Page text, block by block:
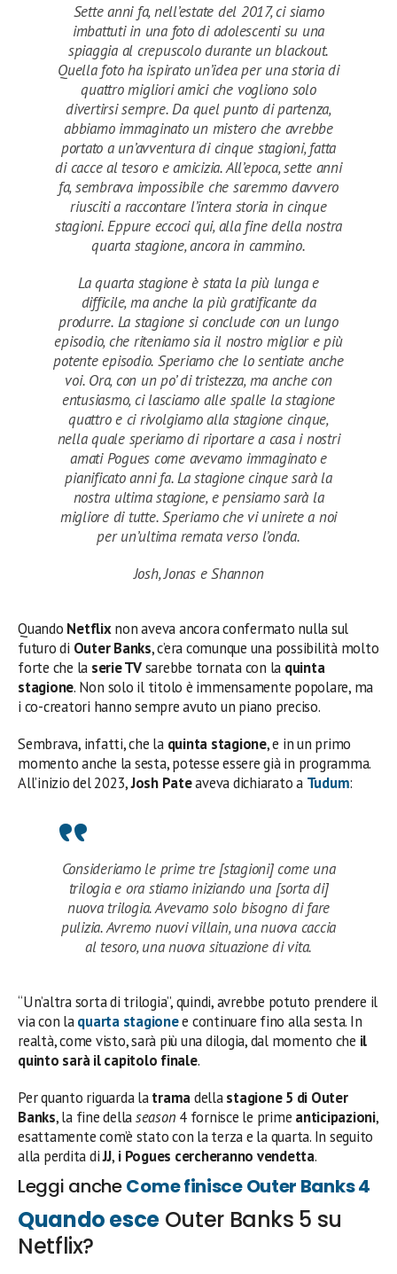
Sette anni fa, nell’estate del 2017, ci siamo
imbattuti in una foto di adolescenti su una
spiaggia al crepuscolo durante un blackout.
Quella foto ha ispirato un’idea per una storia di
quattro migliori amici che vogliono solo
divertirsi sempre. Da quel punto di partenza,
abbiamo immaginato un mistero che avrebbe
portato a un’avventura di cinque stagioni, fatta
di cacce al tesoro e amicizia. All’epoca, sette anni
fa, sembrava impossibile che saremmo davvero
riusciti a raccontare l’intera storia in cinque
stagioni. Eppure eccoci qui, alla fine della nostra
quarta stagione, ancora in cammino.
La quarta stagione è stata la più lunga e
difficile, ma anche la più gratificante da
produrre. La stagione si conclude con un lungo
episodio, che riteniamo sia il nostro miglior e più
potente episodio. Speriamo che lo sentiate anche
voi. Ora, con un po’ di tristezza, ma anche con
entusiasmo, ci lasciamo alle spalle la stagione
quattro e ci rivolgiamo alla stagione cinque,
nella quale speriamo di riportare a casa i nostri
amati Pogues come avevamo immaginato e
pianificato anni fa. La stagione cinque sarà la
nostra ultima stagione, e pensiamo sarà la
migliore di tutte. Speriamo che vi unirete a noi
per un’ultima remata verso l’onda.
Josh, Jonas e Shannon
Quando Netflixnon aveva ancora confermato nulla sul
futuro di Outer Banks, c’era comunque una possibilità molto
forte che la serie TVsarebbe tornata con la quinta
stagione. Non solo il titolo è immensamente popolare, ma
i co-creatori hanno sempre avuto un piano preciso.
Sembrava, infatti, che la quinta stagione, e in un primo
momento anche la sesta, potesse essere già in programma.
All’inizio del 2023,Josh Pateaveva dichiarato a Tudum:
Consideriamo le prime tre [stagioni] come una
trilogia e ora stiamo iniziando una [sorta di]
nuova trilogia. Avevamo solo bisogno di fare
pulizia. Avremo nuovi villain, una nuova caccia
al tesoro, una nuova situazione di vita.
“Un’altra sorta di trilogia”, quindi, avrebbe potuto prendere il
via con laquarta stagionee continuare fino alla sesta. In
realtà, come visto, sarà più una dilogia, dal momento che il
quinto sarà il capitolo finale.
Per quanto riguarda latramadellastagione 5 di Outer
Banks, la fine dellaseason 4 fornisce le prime anticipazioni,
esattamente com’è stato con la terza e la quarta. In seguito
alla perdita diJJ, i Pogues cercheranno vendetta.
Leggi ancheCome finisce Outer Banks 4
Quando esce Outer Banks 5 su
Netflix?